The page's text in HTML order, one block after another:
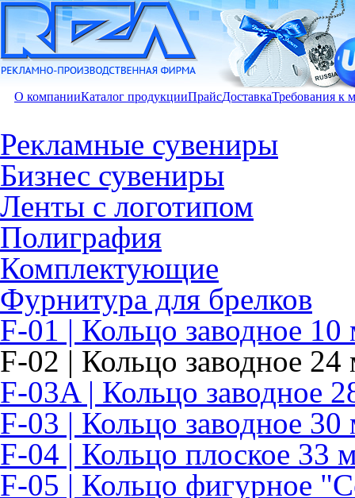
О компанииКаталог продукцииПрайсДоставкаТребования к
Рекламные сувениры
Бизнес сувениры
Ленты с логотипом
Полиграфия
Комплектующие
Фурнитура для брелков
F-01 | Кольцо заводное
F-02 | Кольцо заводное
F-03A | Кольцо заводное
F-03 | Кольцо заводное
F-04 | Кольцо плоское 33
F-05 | Кольцо фигурное